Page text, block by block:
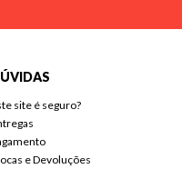
site é seguro?
e Devoluções